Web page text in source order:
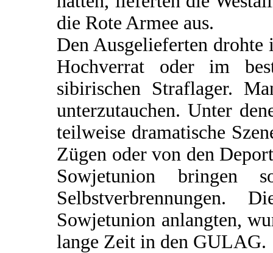
die Rote Armee aus.
Den Ausgelieferten
Hochverrat oder im
sibirischen Straflager.
unterzutauchen. Unter
teilweise dramatische
Zügen oder von den
Sowjetunion bringen
Sowjetunion anlangten,
lange Zeit in den GULAG.